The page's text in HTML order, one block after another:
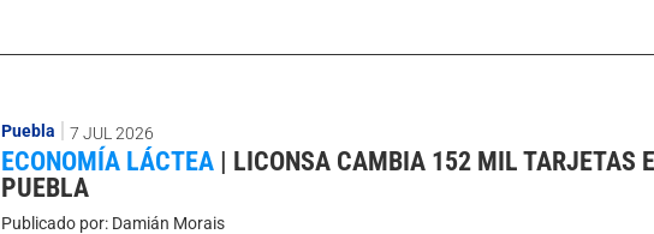
Puebla 7 JUL 2026
ECONOMÍA LÁCTEA | LICONSA CAMBIA 152 MIL TARJETAS
PUEBLA
Publicado por:Damián Morais